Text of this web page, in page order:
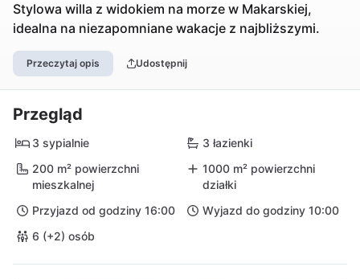
Stylowa willa z widokiem na morze w Makarskiej,
idealna na niezapomniane wakacje z najbliższymi.
Przeczytaj opis Udostępnij
Przegląd
3 sypialnie
3 łazienki
200 m² powierzchni
mieszkalnej
1000 m² powierzchni
działki
Przyjazd od godziny 16:00
Wyjazd do godziny 10:00
6 (+2) osób